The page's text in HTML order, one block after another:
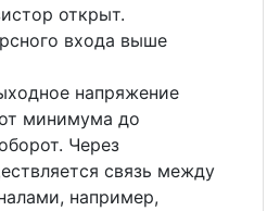
открыт.
входа выше
напряжение
минимума до
Через
связь между
например,